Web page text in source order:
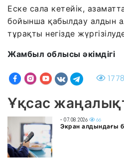
Еске сала кетейік,
бойынша қабылдау алдын
тұрақты негізде
Жамбыл облысы әкімдігі
1778
Ұқсас
- 07.08.2026 66
Экран алдындағы